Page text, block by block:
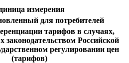
измерения
для потребителей
тарифов в случаях,
законодательством Российской
регулировании цен
(тарифов)